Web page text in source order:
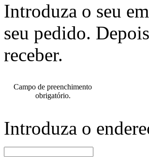
Introduza o seu
seu pedido.
receber.
Campo de preenchimento
obrigatório.
Introduza o